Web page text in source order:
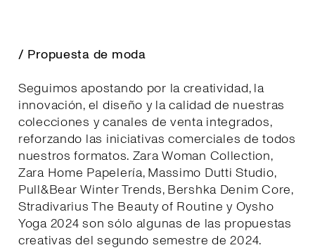
/ Propuesta de moda
Seguimos apostando por la creatividad, la
innovación, el diseño y la calidad de nuestras
colecciones y canales de venta integrados,
reforzando las iniciativas comerciales de todos
nuestros formatos. Zara Woman Collection,
Zara Home Papelería, Massimo Dutti Studio,
Pull&Bear Winter Trends, Bershka Denim Core,
Stradivarius The Beauty of Routine y Oysho
Yoga 2024 son sólo algunas de las propuestas
creativas del segundo semestre de 2024.